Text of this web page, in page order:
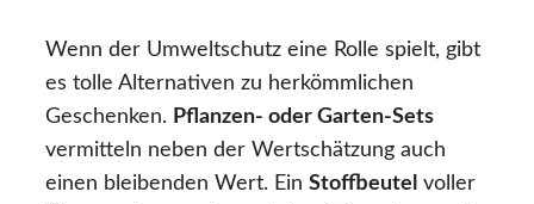
Wenn der Umweltschutz eine Rolle spielt, gibt
es tolle Alternativen zu herkömmlichen
Geschenken. Pflanzen- oder Garten-Sets
vermitteln neben der Wertschätzung auch
einen bleibenden Wert. Ein Stoffbeutel voller